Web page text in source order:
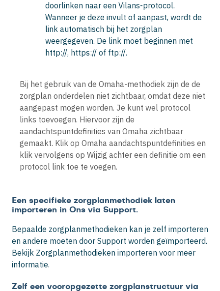
doorlinken naar een Vilans-protocol.
Wanneer je deze invult of aanpast, wordt de
link automatisch bij het zorgplan
weergegeven. De link moet beginnen met
http://, https:// of ftp://.
Bij het gebruik van de Omaha-methodiek zijn de de
zorgplan onderdelen niet zichtbaar, omdat deze niet
aangepast mogen worden. Je kunt wel protocol
links toevoegen. Hiervoor zijn de
aandachtspuntdefinities van Omaha zichtbaar
gemaakt. Klik op Omaha aandachtspuntdefinities en
klik vervolgens op Wijzig achter een definitie om een
protocol link toe te voegen.
Een specifieke zorgplanmethodiek laten
importeren in Ons via Support.
Bepaalde zorgplanmethodieken kan je zelf importeren
en andere moeten door Support worden geïmporteerd.
Bekijk Zorgplanmethodieken importeren voor meer
informatie.
Zelf een vooropgezette zorgplanstructuur via